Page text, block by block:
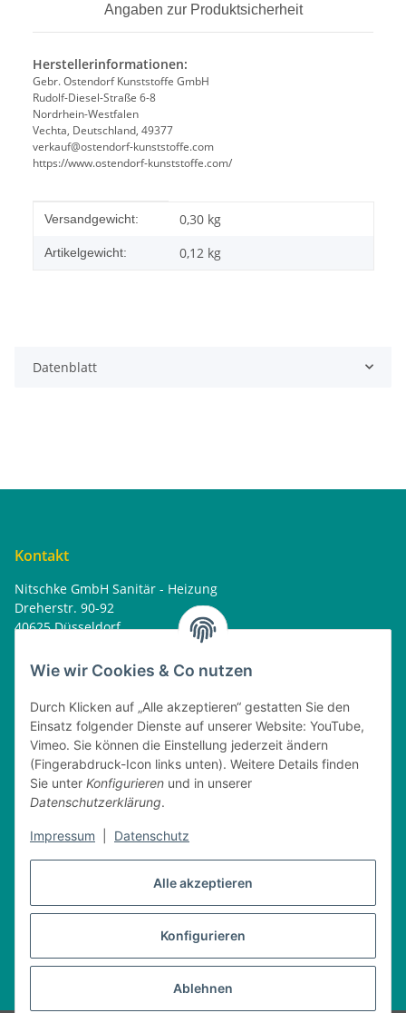
Alle akzeptieren
Konfigurieren
Ablehnen
Wie wir Cookies & Co nutzen
Durch Klicken auf „Alle akzeptieren“ gestatten Sie den
Einsatz folgender Dienste auf unserer Website: YouTube,
Vimeo. Sie können die Einstellung jederzeit ändern
(Fingerabdruck-Icon links unten). Weitere Details finden
Sie unter Konfigurieren und in unserer
Datenschutzerklärung.
Impressum Datenschutz
Angaben zur Produktsicherheit
Herstellerinformationen:
Gebr. Ostendorf Kunststoffe GmbH
Rudolf-Diesel-Straße 6-8
Nordrhein-Westfalen
Vechta, Deutschland, 49377
verkauf@ostendorf-kunststoffe.com
https://www.ostendorf-kunststoffe.com/
Produkteigenschaft
Wert
Versandgewicht: 0,30 kg
Artikelgewicht: 0,12 kg
Datenblatt
Kontakt
Nitschke GmbH Sanitär - Heizung
Dreherstr. 90-92
40625 Düsseldorf
home@nitschkegmbh.de
Rechtliches
Öffnungszeiten
08:00 - 17:30 Uhr
Dienstag
08:00 - 16:30 Uhr
Mittwoch
08:00 - 17:30 Uhr
08:00 - 16:30 Uhr
Vertrag widerrufen
* Alle Preise inkl. gesetzlicher USt., zzgl.Versand